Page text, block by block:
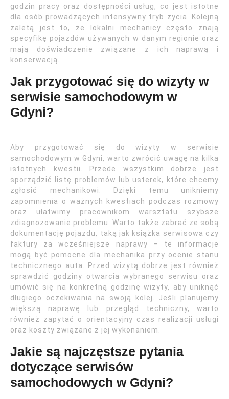
godzin pracy oraz dostępności usług, co jest istotne
dla osób prowadzących intensywny tryb życia. Kolejną
zaletą jest to, że lokalni mechanicy często znają
specyfikę pojazdów używanych w danym regionie oraz
mają doświadczenie związane z ich naprawą i
konserwacją.
Jak przygotować się do wizyty w
serwisie samochodowym w
Gdyni?
Aby przygotować się do wizyty w serwisie
samochodowym w Gdyni, warto zwrócić uwagę na kilka
istotnych kwestii. Przede wszystkim dobrze jest
sporządzić listę problemów lub usterek, które chcemy
zgłosić mechanikowi. Dzięki temu unikniemy
zapomnienia o ważnych kwestiach podczas rozmowy
oraz ułatwimy pracownikom warsztatu szybsze
zdiagnozowanie problemu. Warto także zabrać ze sobą
dokumentację pojazdu, taką jak książka serwisowa czy
faktury za wcześniejsze naprawy – te informacje
mogą być pomocne dla mechanika przy ocenie stanu
technicznego auta. Przed wizytą dobrze jest również
sprawdzić godziny otwarcia wybranego serwisu oraz
umówić się na konkretną godzinę wizyty, aby uniknąć
długiego oczekiwania na swoją kolej. Jeśli planujemy
większą naprawę lub przegląd techniczny, warto
również zapytać o orientacyjny czas realizacji usługi
oraz koszty związane z jej wykonaniem.
Jakie są najczęstsze pytania
dotyczące serwisów
samochodowych w Gdyni?